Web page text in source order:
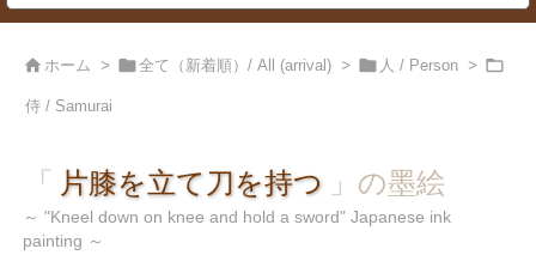
 ホーム > 全て（新着順）/ All (arrival) >  人 / Person > 
侍 / Samurai
「 片膝を立て刀を持つ 」の墨絵
"Kneel down on knee and hold a sword" Japanese ink
painting